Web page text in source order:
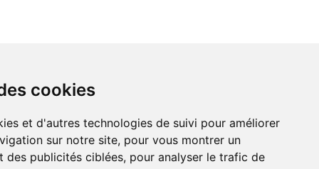
cookies
et d'autres technologies de suivi pour améliorer
sur notre site, pour vous montrer un
des publicités ciblées, pour analyser le trafic de